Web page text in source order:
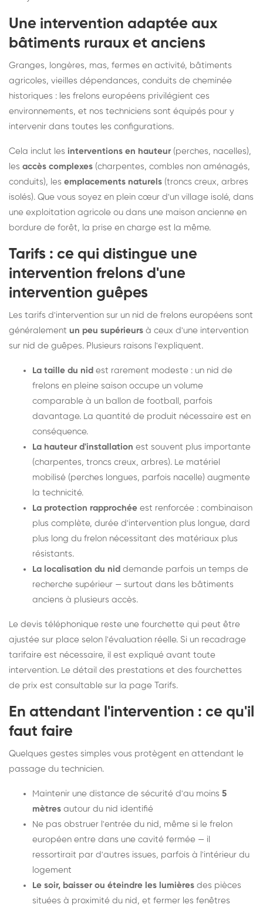
Une intervention adaptée aux
bâtiments ruraux et anciens
Granges, longères, mas, fermes en activité, bâtiments
agricoles, vieilles dépendances, conduits de cheminée
historiques : les frelons européens privilégient ces
environnements, et nos techniciens sont équipés pour y
intervenir dans toutes les configurations.
Cela inclut les interventions en hauteur (perches, nacelles),
les accès complexes (charpentes, combles non aménagés,
conduits), les emplacements naturels (troncs creux, arbres
isolés). Que vous soyez en plein cœur d'un village isolé, dans
une exploitation agricole ou dans une maison ancienne en
bordure de forêt, la prise en charge est la même.
Tarifs : ce qui distingue une
intervention frelons d'une
intervention guêpes
Les tarifs d'intervention sur un nid de frelons européens sont
généralement un peu supérieurs à ceux d'une intervention
sur nid de guêpes. Plusieurs raisons l'expliquent.
La taille du nid est rarement modeste : un nid de
frelons en pleine saison occupe un volume
comparable à un ballon de football, parfois
davantage. La quantité de produit nécessaire est en
conséquence.
La hauteur d'installation est souvent plus importante
(charpentes, troncs creux, arbres). Le matériel
mobilisé (perches longues, parfois nacelle) augmente
la technicité.
La protection rapprochée est renforcée : combinaison
plus complète, durée d'intervention plus longue, dard
plus long du frelon nécessitant des matériaux plus
résistants.
La localisation du nid demande parfois un temps de
recherche supérieur — surtout dans les bâtiments
anciens à plusieurs accès.
Le devis téléphonique reste une fourchette qui peut être
ajustée sur place selon l'évaluation réelle. Si un recadrage
tarifaire est nécessaire, il est expliqué avant toute
intervention. Le détail des prestations et des fourchettes
de prix est consultable sur la page Tarifs.
En attendant l'intervention : ce qu'il
faut faire
Quelques gestes simples vous protègent en attendant le
passage du technicien.
Maintenir une distance de sécurité d'au moins 5
mètres autour du nid identifié
Ne pas obstruer l'entrée du nid, même si le frelon
européen entre dans une cavité fermée — il
ressortirait par d'autres issues, parfois à l'intérieur du
logement
Le soir, baisser ou éteindre les lumières des pièces
situées à proximité du nid, et fermer les fenêtres